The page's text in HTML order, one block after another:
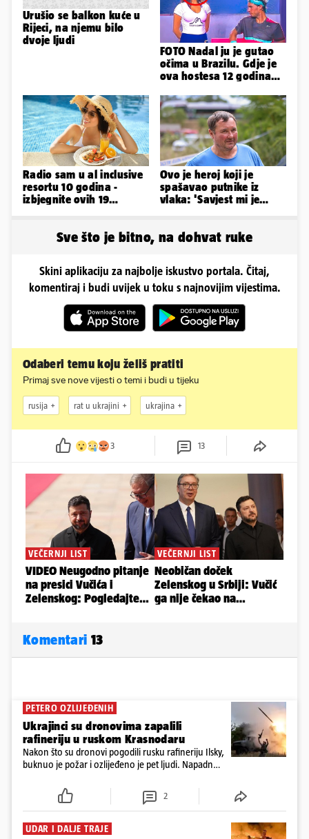
Urušio se balkon kuće u
Rijeci, na njemu bilo
dvoje ljudi
FOTO Nadal ju je gutao
očima u Brazilu. Gdje je
ova hostesa 12 godina
Radio sam u al inclusive
resortu 10 godina -
izbjegnite ovih 19
Ovo je heroj koji je
spašavao putnike iz
vlaka: 'Savjest mi je
Sve što je bitno, na dohvat ruke
Skini aplikaciju za najbolje iskustvo portala. Čitaj,
komentiraj i budi uvijek u toku s najnovijim vijestima.
Odaberi temu koju želiš pratiti
Primaj sve nove vijesti o temi i budi u tijeku
rusija rat u ukrajini ukrajina
3 13
Komentari 13
PETERO OZLIJEĐENIH
Ukrajinci su dronovima zapalili
rafineriju u ruskom Krasnodaru
Nakon što su dronovi pogodili rusku rafineriju Ilsky,
buknuo je požar i ozlijeđeno je pet ljudi. Napadnut
srušila 397 dronova
2
UDAR I DALJE TRAJE